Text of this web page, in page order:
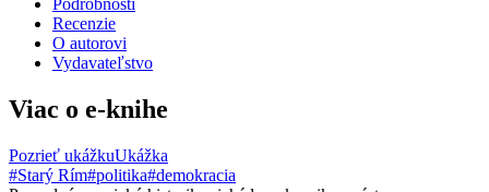
Podrobnosti
Recenzie
O autorovi
Vydavateľstvo
Viac o e-knihe
Pozrieť ukážkuUkážka
#Starý Rím#politika#demokracia